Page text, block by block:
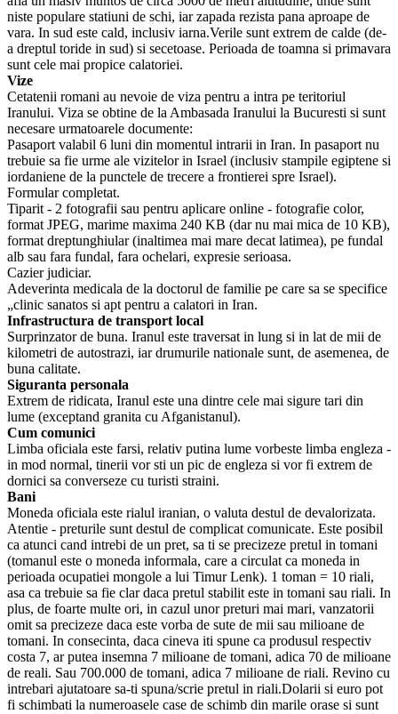
niste populare statiuni de schi, iar zapada rezista pana aproape de
vara. In sud este cald, inclusiv iarna.Verile sunt extrem de calde (de-
a dreptul toride in sud) si secetoase. Perioada de toamna si primavara
sunt cele mai propice calatoriei.
Vize
Cetatenii romani au nevoie de viza pentru a intra pe teritoriul
Iranului. Viza se obtine de la Ambasada Iranului la Bucuresti si sunt
necesare urmatoarele documente:
Pasaport valabil 6 luni din momentul intrarii in Iran. In pasaport nu
trebuie sa fie urme ale vizitelor in Israel (inclusiv stampile egiptene si
iordaniene de la punctele de trecere a frontierei spre Israel).
Formular completat.
Tiparit - 2 fotografii sau pentru aplicare online - fotografie color,
format JPEG, marime maxima 240 KB (dar nu mai mica de 10 KB),
format dreptunghiular (inaltimea mai mare decat latimea), pe fundal
alb sau fara fundal, fara ochelari, expresie serioasa.
Cazier judiciar.
Adeverinta medicala de la doctorul de familie pe care sa se specifice
„clinic sanatos si apt pentru a calatori in Iran.
Infrastructura de transport local
Surprinzator de buna. Iranul este traversat in lung si in lat de mii de
kilometri de autostrazi, iar drumurile nationale sunt, de asemenea, de
buna calitate.
Siguranta personala
Extrem de ridicata, Iranul este una dintre cele mai sigure tari din
lume (exceptand granita cu Afganistanul).
Cum comunici
Limba oficiala este farsi, relativ putina lume vorbeste limba engleza -
in mod normal, tinerii vor sti un pic de engleza si vor fi extrem de
dornici sa converseze cu turisti straini.
Bani
Moneda oficiala este rialul iranian, o valuta destul de devalorizata.
Atentie - preturile sunt destul de complicat comunicate. Este posibil
ca atunci cand intrebi de un pret, sa ti se precizeze pretul in tomani
(tomanul este o moneda informala, care a circulat ca moneda in
perioada ocupatiei mongole a lui Timur Lenk). 1 toman = 10 riali,
asa ca trebuie sa fie clar daca pretul stabilit este in tomani sau riali. In
plus, de foarte multe ori, in cazul unor preturi mai mari, vanzatorii
omit sa precizeze daca este vorba de sute de mii sau milioane de
tomani. In consecinta, daca cineva iti spune ca produsul respectiv
costa 7, ar putea insemna 7 milioane de tomani, adica 70 de milioane
de reali. Sau 700.000 de tomani, adica 7 milioane de riali. Revino cu
intrebari ajutatoare sa-ti spuna/scrie pretul in riali.Dolarii si euro pot
fi schimbati la numeroasele case de schimb din marile orase si sunt